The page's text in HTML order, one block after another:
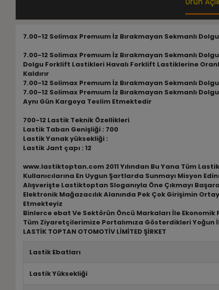
7.00-12 Solimax Premıum İz Bırakmayan Sekmanlı
7.00-12 Solimax Premıum İz Bırakmayan Sekmanlı
Dolgu Forklift Lastikleri Havalı Forklift Lastiklerine
Kaldırır
7.00-12 Solimax Premıum İz Bırakmayan Sekmanlı
7.00-12 Solimax Premıum İz Bırakmayan Sekmanlı
Aynı Gün Kargoya Teslim Etmektedir
700-12 Lastik Teknik Özellikleri
Lastik Taban Genişliği : 700
Lastik Yanak yüksekliği :
Lastik Jant çapı : 12
www.lastiktoptan.com 2011 Yılından Bu Yana Tüm
Kullanıcılarına En Uygun Şartlarda Sunmayı Misyon
Alışverişte Lastiktoptan Sloganıyla Öne Çıkmayı
Elektronik Mağazacılık Alanında Pek Çok Girişimin
Etmekteyiz
Binlerce ebat Ve Sektörün Öncü Markaları İle
Tüm Ziyaretçilerimize Portalımıza Gösterdikleri Yoğun
LASTİK TOPTAN OTOMOTİV LİMİTED ŞİRKET
Lastik Ebatları
Lastik Yüksekliği